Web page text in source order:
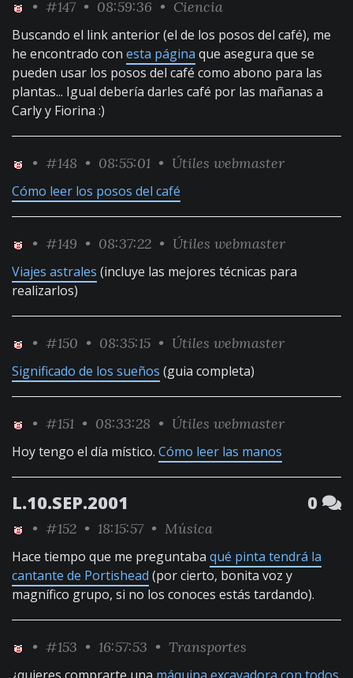
• #147 • 08:59:36 • Ciencia
Buscando el link anterior (el de los posos del café), me
he encontrado con esta página que asegura que se
pueden usar los posos del café como abono para las
plantas... Igual debería darles café por las mañanas a
Carly y Fiorina :)
• #148 • 08:55:01 • Útiles webmaster
Cómo leer los posos del café
• #149 • 08:37:22 • Útiles webmaster
Viajes astrales (incluye las mejores técnicas para
realizarlos)
• #150 • 08:35:15 • Útiles webmaster
Significado de los sueños (guia completa)
• #151 • 08:33:28 • Útiles webmaster
Hoy tengo el día místico. Cómo leer las manos
L.10.SEP.2001 0
• #152 • 18:15:57 • Música
Hace tiempo que me preguntaba qué pinta tendrá la
cantante de Portishead (por cierto, bonita voz y
magnífico grupo, si no los conoces estás tardando).
• #153 • 16:57:53 • Transportes